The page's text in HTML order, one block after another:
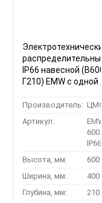
IP66 навесной
Г210) EMW c
Производитель:
Артикул:
IP66
Высота, мм:
600
Ширина, мм:
400
Глубина, мм:
210